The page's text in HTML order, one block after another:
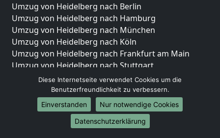
Umzug von Heidelberg nach Berlin
Umzug von Heidelberg nach Hamburg
Umzug von Heidelberg nach München
Umzug von Heidelberg nach Köln
Umzug von Heidelberg nach Frankfurt am Main
Umzug von Heidelberg nach Stuttgart
Umzug von Heidelberg nach Düsseldorf
Umzug von Heidelberg nach Leipzig
Umzug von Heidelberg nach Dortmund
Umzug von Heidelberg nach Essen
Umzug von Heidelberg nach Bremen
Diese Internetseite verwendet Cookies um die
Benutzerfreundlichkeit zu verbessern.
Einverstanden
Nur notwendige Cookies
Datenschutzerklärung